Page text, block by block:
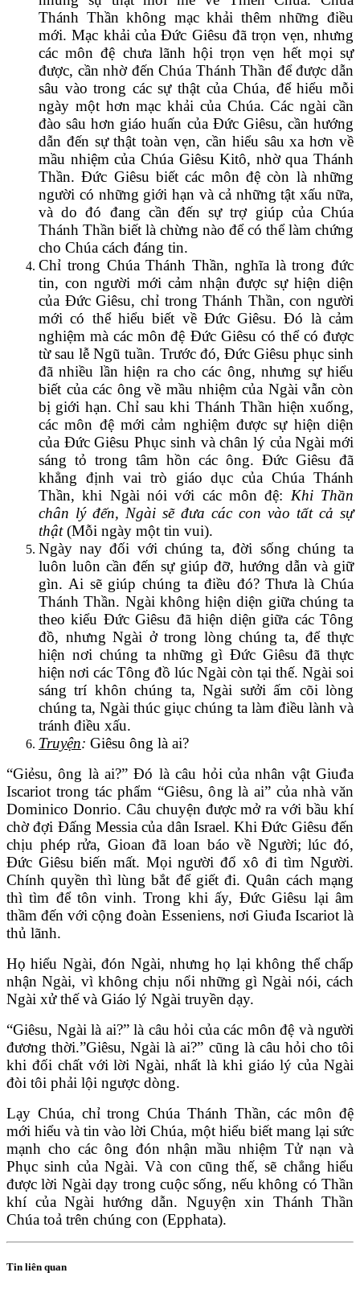
Thánh Thần không mạc khải thêm những điều
mới. Mạc khải của Đức Giêsu đã trọn vẹn, nhưng
các môn đệ chưa lãnh hội trọn vẹn hết mọi sự
được, cần nhờ đến Chúa Thánh Thần để được dẫn
sâu vào trong các sự thật của Chúa, để hiểu mỗi
ngày một hơn mạc khải của Chúa. Các ngài cần
đào sâu hơn giáo huấn của Đức Giêsu, cần hướng
dẫn đến sự thật toàn vẹn, cần hiểu sâu xa hơn về
mầu nhiệm của Chúa Giêsu Kitô, nhờ qua Thánh
Thần. Đức Giêsu biết các môn đệ còn là những
người có những giới hạn và cả những tật xấu nữa,
và do đó đang cần đến sự trợ giúp của Chúa
Thánh Thần biết là chừng nào để có thể làm chứng
cho Chúa cách đáng tin.
Chỉ trong Chúa Thánh Thần, nghĩa là trong đức
tin, con người mới cảm nhận được sự hiện diện
của Đức Giêsu, chỉ trong Thánh Thần, con người
mới có thể hiểu biết về Đức Giêsu. Đó là cảm
nghiệm mà các môn đệ Đức Giêsu có thể có được
từ sau lễ Ngũ tuần. Trước đó, Đức Giêsu phục sinh
đã nhiều lần hiện ra cho các ông, nhưng sự hiểu
biết của các ông về mầu nhiệm của Ngài vẫn còn
bị giới hạn. Chỉ sau khi Thánh Thần hiện xuống,
các môn đệ mới cảm nghiệm được sự hiện diện
của Đức Giêsu Phục sinh và chân lý của Ngài mới
sáng tỏ trong tâm hồn các ông. Đức Giêsu đã
khẳng định vai trò giáo dục của Chúa Thánh
Thần, khi Ngài nói với các môn đệ: Khi Thần
chân lý đến, Ngài sẽ đưa các con vào tất cả sự
thật(Mỗi ngày một tin vui).
Ngày nay đối với chúng ta, đời sống chúng ta
luôn luôn cần đến sự giúp đỡ, hướng dẫn và giữ
gìn. Ai sẽ giúp chúng ta điều đó? Thưa là Chúa
Thánh Thần. Ngài không hiện diện giữa chúng ta
theo kiểu Đức Giêsu đã hiện diện giữa các Tông
đồ, nhưng Ngài ở trong lòng chúng ta, để thực
hiện nơi chúng ta những gì Đức Giêsu đã thực
hiện nơi các Tông đồ lúc Ngài còn tại thế. Ngài soi
sáng trí khôn chúng ta, Ngài sưởi ấm cõi lòng
chúng ta, Ngài thúc giục chúng ta làm điều lành và
tránh điều xấu.
Truyện: Giêsu ông là ai?
“Giẻsu, ông là ai?” Đó là câu hỏi của nhân vật Giuđa
Iscariot trong tác phẩm “Giêsu, ông là ai” của nhà văn
Dominico Donrio. Câu chuyện được mở ra với bầu khí
chờ đợi Đấng Messia của dân Israel. Khi Đức Giêsu đến
chịu phép rửa, Gioan đã loan báo về Người; lúc đó,
Đức Giêsu biến mất. Mọi người đổ xô đi tìm Người.
Chính quyền thì lùng bắt để giết đi. Quân cách mạng
thì tìm để tôn vinh. Trong khi ấy, Đức Giêsu lại âm
thầm đến với cộng đoàn Esseniens, nơi Giuđa Iscariot là
thủ lãnh.
Họ hiểu Ngài, đón Ngài, nhưng họ lại không thể chấp
nhận Ngài, vì không chịu nổi những gì Ngài nói, cách
Ngài xử thế và Giáo lý Ngài truyền dạy.
“Giêsu, Ngài là ai?” là câu hỏi của các môn đệ và người
đương thời.”Giêsu, Ngài là ai?” cũng là câu hỏi cho tôi
khi đối chất với lời Ngài, nhất là khi giáo lý của Ngài
đòi tôi phải lội ngược dòng.
Lạy Chúa, chỉ trong Chúa Thánh Thần, các môn đệ
mới hiểu và tin vào lời Chúa, một hiểu biết mang lại sức
mạnh cho các ông đón nhận mầu nhiệm Tử nạn và
Phục sinh của Ngài. Và con cũng thế, sẽ chẳng hiểu
được lời Ngài dạy trong cuộc sống, nếu không có Thần
khí của Ngài hướng dẫn. Nguyện xin Thánh Thần
Chúa toả trên chúng con (Epphata).
Tin liên quan